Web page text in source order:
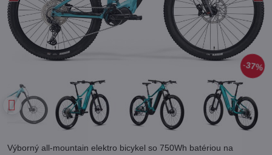
37%
Výborný all-mountain elektro bicykel so 750Wh batériou na